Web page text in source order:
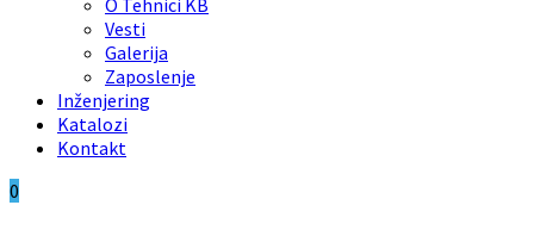
O Tehnici KB
Vesti
Galerija
Zaposlenje
Inženjering
Katalozi
Kontakt
0